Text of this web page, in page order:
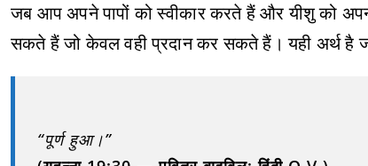
जब आप अपने पापों को स्वीकार करते हैं और यीशु को
सकते हैं जो केवल वही प्रदान कर सकते हैं। यही अर्थ है
“पूर्ण हुआ।”